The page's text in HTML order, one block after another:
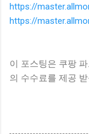
https://
https://
이 포스팅은 쿠팡
의 수수료를 제공